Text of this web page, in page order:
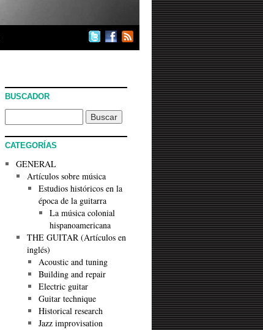
BUSCADOR
CATEGORÍAS
GENERAL
Artículos sobre música
Estudios históricos en la
época de la guitarra
La música colonial
hispanoamericana
THE GUITAR (Artículos en
inglés)
Acoustic and tuning
Building and repair
Electric guitar
Guitar technique
Historical research
Jazz improvisation